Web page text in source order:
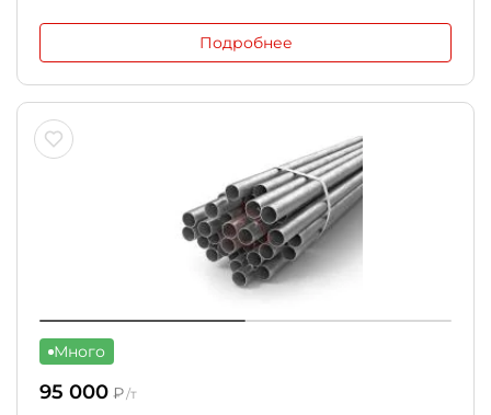
Подробнее
Много
95 000 ₽/т